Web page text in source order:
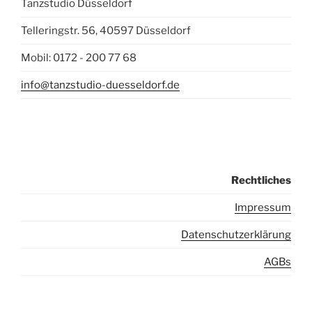
Tanzstudio Düsseldorf
Telleringstr. 56, 40597 Düsseldorf
Mobil: 0172 - 200 77 68
info@tanzstudio-duesseldorf.de
Rechtliches
Impressum
Datenschutzerklärung
AGBs